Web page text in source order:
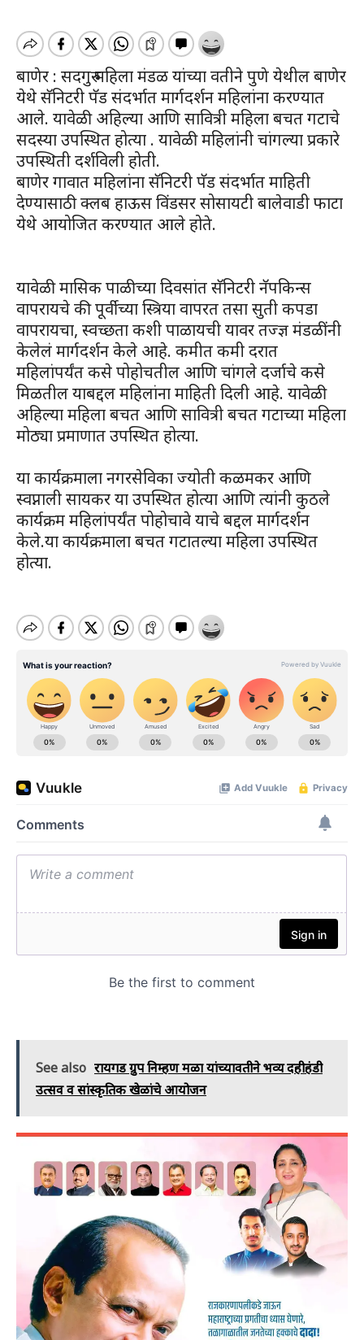
बाणेर : सदगुरु महिला मंडळ यांच्या वतीने पुणे येथील बाणेर
येथे सॅनिटरी पॅड संदर्भात मार्गदर्शन महिलांना करण्यात
आले. यावेळी अहिल्या आणि सावित्री महिला बचत गटाचे
सदस्या उपस्थित होत्या . यावेळी महिलांनी चांगल्या प्रकारे
उपस्थिती दर्शविली होती.
बाणेर गावात महिलांना सॅनिटरी पॅड संदर्भात माहिती
देण्यासाठी क्लब हाऊस विंडसर सोसायटी बालेवाडी फाटा
येथे आयोजित करण्यात आले होते.
यावेळी मासिक पाळीच्या दिवसांत सॅनिटरी नॅपकिन्स
वापरायचे की पूर्वीच्या स्त्रिया वापरत तसा सुती कपडा
वापरायचा, स्वच्छता कशी पाळायची यावर तज्ज्ञ मंडळींनी
केलेलं मार्गदर्शन केले आहे. कमीत कमी दरात
महिलांपर्यंत कसे पोहोचतील आणि चांगले दर्जाचे कसे
मिळतील याबद्दल महिलांना माहिती दिली आहे. यावेळी
अहिल्या महिला बचत आणि सावित्री बचत गटाच्या महिला
मोठ्या प्रमाणात उपस्थित होत्या.
या कार्यक्रमाला नगरसेविका ज्योती कळमकर आणि
स्वप्नाली सायकर या उपस्थित होत्या आणि त्यांनी कुठले
कार्यक्रम महिलांपर्यंत पोहोचावे याचे बद्दल मार्गदर्शन
केले.या कार्यक्रमाला बचत गटातल्या महिला उपस्थित
होत्या.
See also रायगड ग्रुप निम्हण मळा यांच्यावतीने भव्य दहीहंडी
उत्सव व सांस्कृतिक खेळांचे आयोजन